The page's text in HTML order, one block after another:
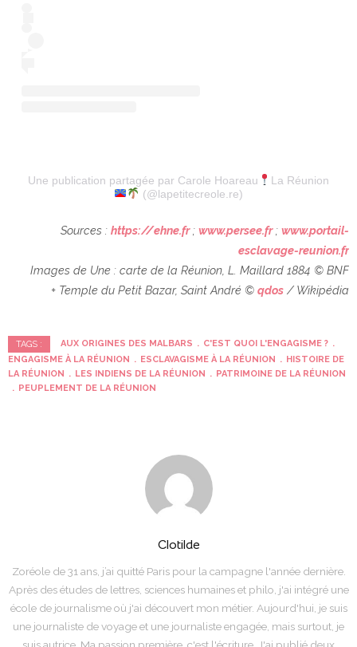
Une publication partagée par Carole Hoareau
La Réunion
(@lapetitecreole.re)
Sources : https://ehne.fr; www.persee.fr; www.portail-
esclavage-reunion.fr
Images de Une : carte de la Réunion, L. Maillard 1884 © BNF
+ Temple du Petit Bazar, Saint André © qdos / Wikipédia
TAGS : AUX ORIGINES DES MALBARS
C'EST QUOI L'ENGAGISME ?
ENGAGISME À LA RÉUNION
ESCLAVAGISME À LA RÉUNION
HISTOIRE DE
LA RÉUNION
LES INDIENS DE LA RÉUNION
PATRIMOINE DE LA RÉUNION
PEUPLEMENT DE LA RÉUNION
Clotilde
Zoréole de 31 ans, j’ai quitté Paris pour la campagne l'année dernière.
Après des études de lettres, sciences humaines et philo, j'ai intégré une
école de journalisme où j'ai découvert mon métier. Aujourd'hui, je suis
une journaliste de voyage et une journaliste engagée, mais surtout, je